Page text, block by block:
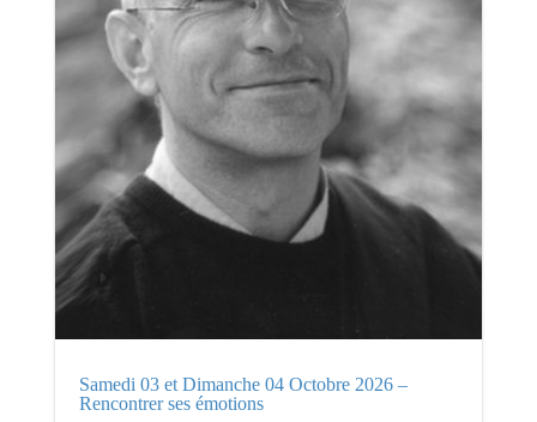
Samedi 03 et Dimanche 04 Octobre 2026 –
Rencontrer ses émotions